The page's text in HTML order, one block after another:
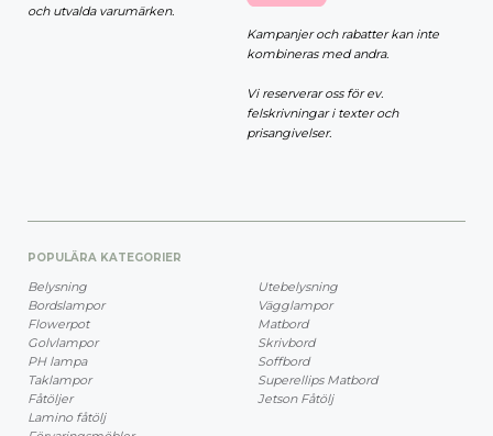
och utvalda varumärken.
Kampanjer och rabatter kan inte
kombineras med andra.
Vi reserverar oss för ev.
felskrivningar i texter och
prisangivelser.
POPULÄRA KATEGORIER
Belysning
Bordslampor
Flowerpot
Golvlampor
PH lampa
Taklampor
Fåtöljer
Lamino fåtölj
Utebelysning
Vägglampor
Matbord
Skrivbord
Soffbord
Superellips Matbord
Jetson Fåtölj